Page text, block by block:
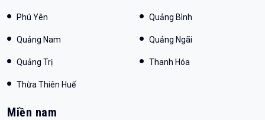
Phú Yên Quảng Bình
Quảng Nam Quảng Ngãi
Quảng Trị Thanh Hóa
Thừa Thiên Huế
Miền nam